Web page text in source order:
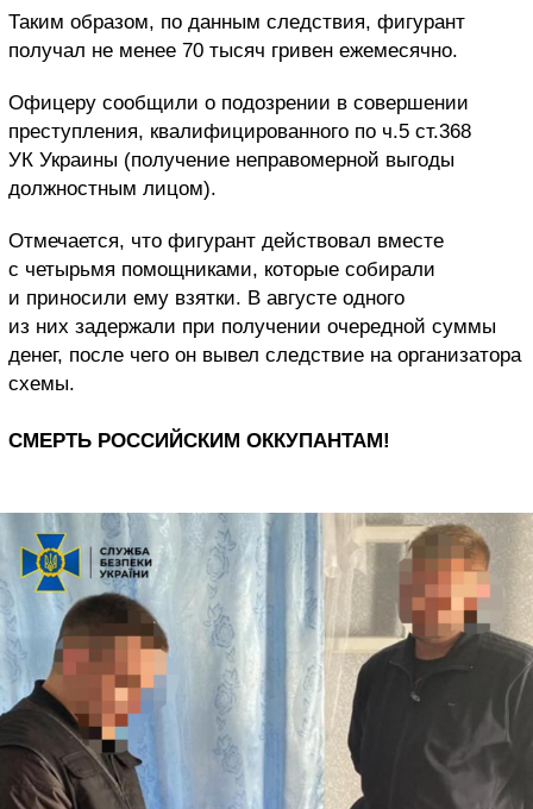
Таким образом, по данным следствия, фигурант
получал не менее 70 тысяч гривен ежемесячно.
Офицеру сообщили о подозрении в совершении
преступления, квалифицированного по ч.5 ст.368
УК Украины (получение неправомерной выгоды
должностным лицом).
Отмечается, что фигурант действовал вместе
с четырьмя помощниками, которые собирали
и приносили ему взятки. В августе одного
из них задержали при получении очередной суммы
денег, после чего он вывел следствие на организатора
схемы.
СМЕРТЬ РОССИЙСКИМ ОККУПАНТАМ!